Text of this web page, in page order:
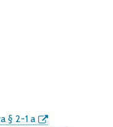
§ 2-1 a